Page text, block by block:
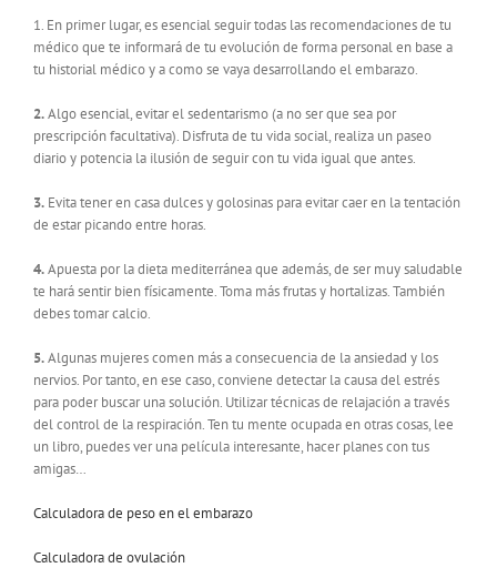
1. En primer lugar, es esencial seguir todas las recomendaciones de tu
médico que te informará de tu evolución de forma personal en base a
tu historial médico y a como se vaya desarrollando el embarazo.
2.Algo esencial, evitar el sedentarismo (a no ser que sea por
prescripción facultativa). Disfruta de tu vida social, realiza un paseo
diario y potencia la ilusión de seguir con tu vida igual que antes.
3. Evita tener en casa dulces y golosinas para evitar caer en la tentación
de estar picando entre horas.
4.Apuesta por la dieta mediterránea que además, de ser muy saludable
te hará sentir bien físicamente. Toma más frutas y hortalizas. También
debes tomar calcio.
5.Algunas mujeres comen más a consecuencia de la ansiedad y los
nervios. Por tanto, en ese caso, conviene detectar la causa del estrés
para poder buscar una solución. Utilizar técnicas de relajación a través
del control de la respiración. Ten tu mente ocupada en otras cosas, lee
un libro, puedes ver una película interesante, hacer planes con tus
amigas…
Calculadora de peso en el embarazo
Calculadora de ovulación